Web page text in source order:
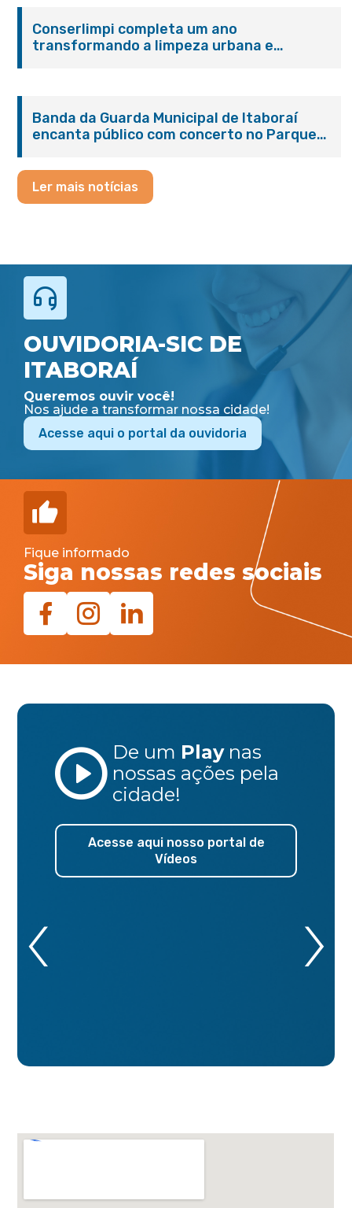
Conserlimpi completa um ano
transformando a limpeza urbana e
Banda da Guarda Municipal de Itaboraí
encanta público com concerto no Parque
Ler mais notícias
OUVIDORIA-SIC DE
ITABORAÍ
Queremos ouvir você!
Nos ajude a transformar nossa cidade!
Acesse aqui o portal da ouvidoria
Fique informado
Siga nossas redes sociais
De um Play nas
nossas ações pela
cidade!
Acesse aqui nosso portal de
Vídeos
‹ ›